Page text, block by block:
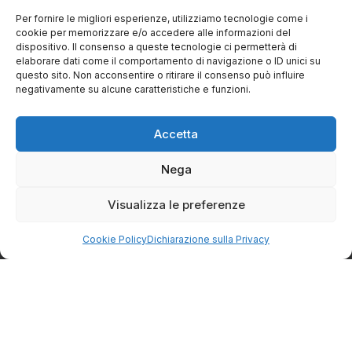
Per fornire le migliori esperienze, utilizziamo tecnologie come i
cookie per memorizzare e/o accedere alle informazioni del
dispositivo. Il consenso a queste tecnologie ci permetterà di
elaborare dati come il comportamento di navigazione o ID unici su
questo sito. Non acconsentire o ritirare il consenso può influire
negativamente su alcune caratteristiche e funzioni.
Accetta
Nega
Visualizza le preferenze
Cookie PolicyDichiarazione sulla Privacy
produttore alla tua tavola.
CONTATTI
info@spesaincampagna.com